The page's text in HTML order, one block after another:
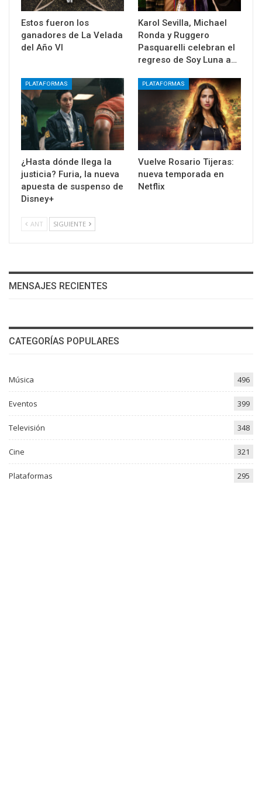
Estos fueron los
ganadores de La Velada
del Año VI
Karol Sevilla, Michael
Ronda y Ruggero
Pasquarelli celebran el
regreso de Soy Luna a…
PLATAFORMAS
¿Hasta dónde llega la
justicia? Furia, la nueva
apuesta de suspenso de
Disney+
PLATAFORMAS
Vuelve Rosario Tijeras:
nueva temporada en
Netflix
ANT SIGUIENTE
MENSAJES RECIENTES
CATEGORÍAS POPULARES
Música 496
Eventos 399
Televisión 348
Cine 321
Plataformas 295